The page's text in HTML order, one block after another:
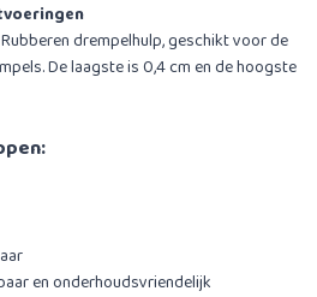
drempelhulp, geschikt voor de
De laagste is 0,4 cm en de hoogste
en onderhoudsvriendelijk